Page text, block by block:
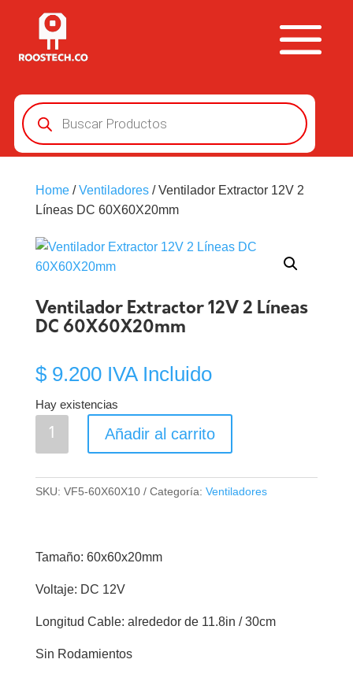
Búsqueda
de
productos
Home/Ventiladores/ Ventilador Extractor 12V 2
Líneas DC 60X60X20mm
Ventilador Extractor 12V 2 Líneas
DC 60X60X20mm
$9.200 IVA Incluido
Hay existencias
Ventilador
cantidad
Añadir al carrito
SKU: VF5-60X60X10 Categoría: Ventiladores
Tamaño: 60x60x20mm
Voltaje: DC 12V
Longitud Cable: alrededor de 11.8in / 30cm
Sin Rodamientos